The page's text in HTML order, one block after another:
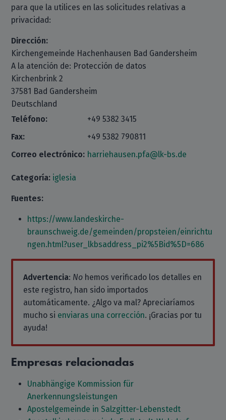
para que la utilices en las solicitudes relativas a
privacidad:
Dirección:
Kirchengemeinde Hachenhausen Bad Gandersheim
A la atención de: Protección de datos
Kirchenbrink 2
37581 Bad Gandersheim
Deutschland
Teléfono:
+49 5382 3415
Fax:
+49 5382 790811
Correo electrónico: harriehausen.pfa@lk-bs.de
Categoría: iglesia
Fuentes:
https://www.landeskirche-
braunschweig.de/gemeinden/propsteien/einrichtu
ngen.html?user_lkbsaddress_pi2%5Bid%5D=686
Advertencia: No hemos verificado los detalles en
este registro, han sido importados
automáticamente. ¿Algo va mal? Apreciaríamos
mucho si enviaras una corrección. ¡Gracias por tu
ayuda!
Empresas relacionadas
Unabhängige Kommission für
Anerkennungsleistungen
Apostelgemeinde in Salzgitter-Lebenstedt